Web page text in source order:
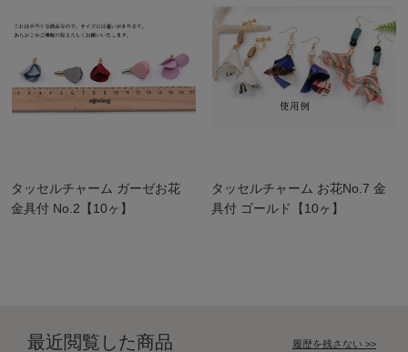
タッセルチャーム ガーゼお花
金具付 No.2【10ヶ】
タッセルチャーム お花No.7 金
具付 ゴールド【10ヶ】
最近閲覧した商品 履歴を残さない >>